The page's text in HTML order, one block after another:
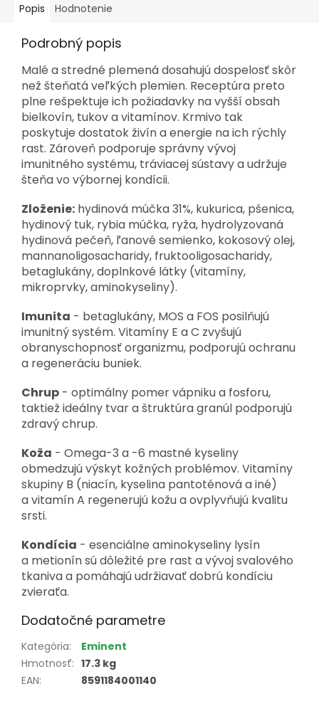
Popis Hodnotenie
Podrobný popis
Malé a stredné plemená dosahujú dospelosť skôr
než šteňatá veľkých plemien. Receptúra preto
plne rešpektuje ich požiadavky na vyšší obsah
bielkovín, tukov a vitamínov. Krmivo tak
poskytuje dostatok živín a energie na ich rýchly
rast. Zároveň podporuje správny vývoj
imunitného systému, tráviacej sústavy a udržuje
šteňa vo výbornej kondícii.
Zloženie: hydinová múčka 31%, kukurica, pšenica,
hydinový tuk, rybia múčka, ryža, hydrolyzovaná
hydinová pečeň, ľanové semienko, kokosový olej,
mannanoligosacharidy, fruktooligosacharidy,
betaglukány, doplnkové látky (vitamíny,
mikroprvky, aminokyseliny).
Imunita - betaglukány, MOS a FOS posilňujú
imunitný systém. Vitamíny E a C zvyšujú
obranyschopnosť organizmu, podporujú ochranu
a regeneráciu buniek.
Chrup - optimálny pomer vápniku a fosforu,
taktiež ideálny tvar a štruktúra granúl podporujú
zdravý chrup.
Koža - Omega-3 a -6 mastné kyseliny
obmedzujú výskyt kožných problémov. Vitamíny
skupiny B (niacín, kyselina pantoténová a iné)
a vitamín A regenerujú kožu a ovplyvňujú kvalitu
srsti.
Kondícia - esenciálne aminokyseliny lysín
a metionín sú dôležité pre rast a vývoj svalového
tkaniva a pomáhajú udržiavať dobrú kondíciu
zvieraťa.
Dodatočné parametre
Kategória:
Eminent
Hmotnosť: 17.3 kg
EAN: 8591184001140